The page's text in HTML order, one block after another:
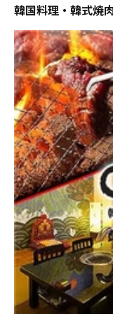
韓国料理・韓式焼